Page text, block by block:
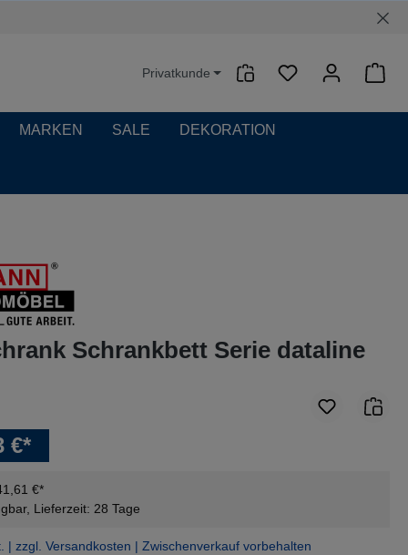
Privatkunde
MARKEN SALE DEKORATION
Schrankbett Serie dataline
€*
€*
Lieferzeit: 28 Tage
| zzgl. Versandkosten | Zwischenverkauf vorbehalten